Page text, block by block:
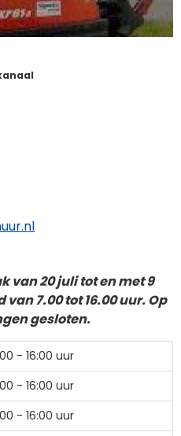
van 20 juli tot en met 9
7.00 tot 16.00 uur. Op
gesloten.
- 16:00 uur
- 16:00 uur
- 16:00 uur